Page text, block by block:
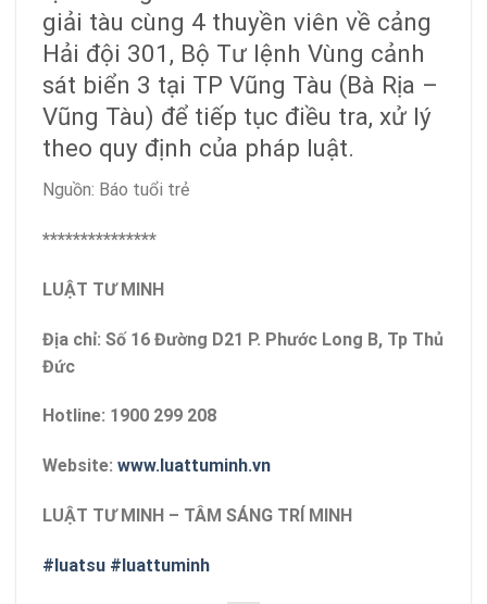
giải tàu cùng 4 thuyền viên về cảng
Hải đội 301, Bộ Tư lệnh Vùng cảnh
sát biển 3 tại TP Vũng Tàu (Bà Rịa –
Vũng Tàu) để tiếp tục điều tra, xử lý
theo quy định của pháp luật.
Nguồn: Báo tuổi trẻ
***************
LUẬT TƯ MINH
Địa chỉ: Số 16 Đường D21 P. Phước Long B, Tp Thủ
Đức
Hotline: 1900 299 208
Website: www.luattuminh.vn
LUẬT TƯ MINH – TÂM SÁNG TRÍ MINH
#luatsu #luattuminh